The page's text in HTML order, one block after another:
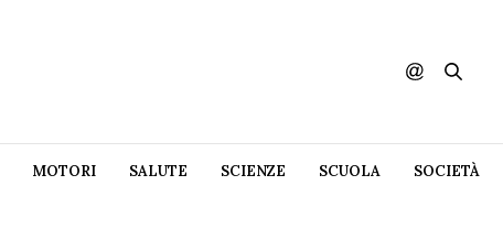
MOTORI SALUTE SCIENZE SCUOLA SOCIETÀ